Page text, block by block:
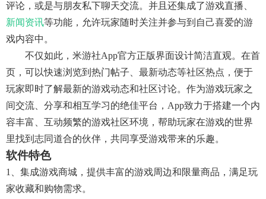
评论，或是与朋友私下聊天交流。并且还集成了游戏直播、
新闻资讯等功能，允许玩家随时关注并参与到自己喜爱的游
戏内容中。
不仅如此，米游社app官方正版界面设计简洁直观。在首
页，可以快速浏览到热门帖子、最新动态等社区热点，便于
玩家即时了解最新的游戏动态和社区讨论。作为游戏玩家之
间交流、分享和相互学习的绝佳平台，app致力于搭建一个内
容丰富、互动频繁的游戏社区环境，帮助玩家在游戏的世界
里找到志同道合的伙伴，共同享受游戏带来的乐趣。
软件特色
1、集成游戏商城，提供丰富的游戏周边和限量商品，满足玩
家收藏和购物需求。